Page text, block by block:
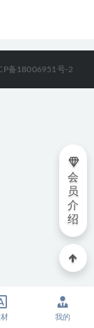
备18006951号-2
会
员
介
绍
我的